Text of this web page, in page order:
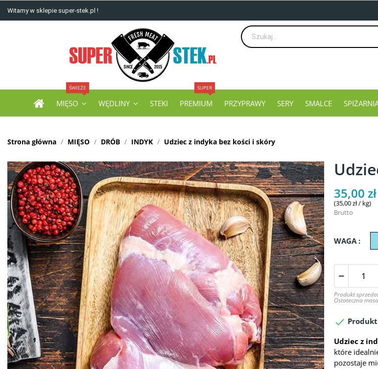
Witamy w sklepie super-stek.pl !
MIĘSO
ŚWIEŻE
WĘDLINY STEKI PREMIUM
SUPER
PRZYPRAWY SERY SMALCE
Strona główna MIĘSO DRÓB INDYK Udziec z indyka bez kości i skóry
35,00 zł
(35,00 zł / kg)
Brutto
WAGA :
Produkt
Ostateczna

Udziec z
które
pozostaje